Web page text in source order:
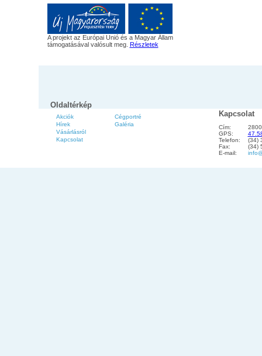
A projekt az Európai Unió és a Magyar Állam
támogatásával valósult meg. Részletek
Oldaltérkép
Akciók
Hírek
Vásárlásról
Kapcsolat
Cégportré
Galéria
Kapcsolat
Cím:
GPS:
Telefon:
(34)
Fax:
(34)
E-mail: